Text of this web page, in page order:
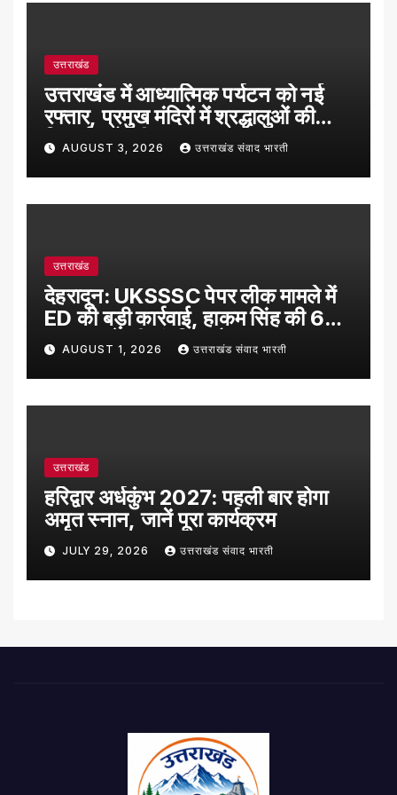
उत्तराखंड
उत्तराखंड में आध्यात्मिक पर्यटन को नई
रफ्तार, प्रमुख मंदिरों में श्रद्धालुओं की
रिकॉर्ड बढ़ोतरी
AUGUST 3, 2026 उत्तराखंड संवाद भारती
उत्तराखंड
देहरादून: UKSSSC पेपर लीक मामले में
ED की बड़ी कार्रवाई, हाकम सिंह की 63
लाख रुपये की संपत्ति अटैच
AUGUST 1, 2026 उत्तराखंड संवाद भारती
उत्तराखंड
हरिद्वार अर्धकुंभ 2027: पहली बार होगा
अमृत स्नान, जानें पूरा कार्यक्रम
JULY 29, 2026 उत्तराखंड संवाद भारती